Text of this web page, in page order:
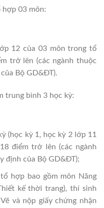
03 môn:
12 của 03 môn trong tổ
trở lên (các ngành thuộc
Bộ GD&ĐT).
trung bình 3 học kỳ:
(học kỳ 1, học kỳ 2 lớp 11
điểm trở lên (các ngành
định của Bộ GD&ĐT);
hợp bao gồm môn Năng
kế thời trang), thí sinh
và nộp giấy chứng nhận